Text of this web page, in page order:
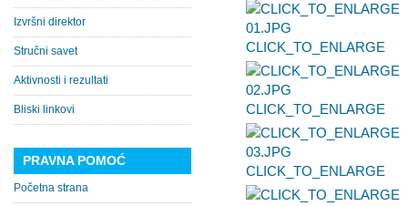
CLICK_TO_ENLARGE
CLICK_TO_ENLARGE
CLICK_TO_ENLARGE
Izvršni direktor
Stručni savet
Aktivnosti i rezultati
Bliski linkovi
PRAVNA POMOĆ
Početna strana